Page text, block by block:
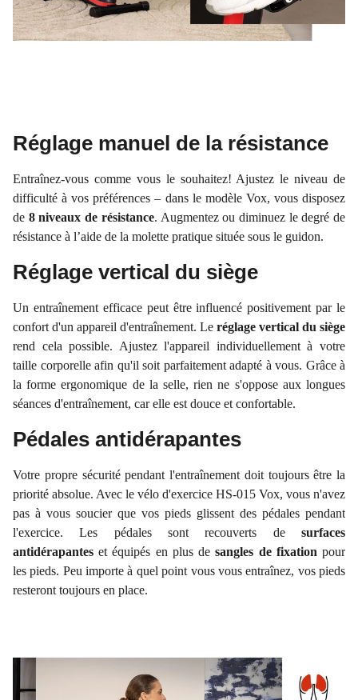
Réglage manuel de la résistance
Entraînez-vous comme vous le souhaitez! Ajustez le niveau de
difficulté à vos préférences – dans le modèle Vox, vous disposez
de 8 niveaux de résistance. Augmentez ou diminuez le degré de
résistance à l’aide de la molette pratique située sous le guidon.
Réglage vertical du siège
Un entraînement efficace peut être influencé positivement par le
confort d'un appareil d'entraînement. Le réglage vertical du siège
rend cela possible. Ajustez l'appareil individuellement à votre
taille corporelle afin qu'il soit parfaitement adapté à vous. Grâce à
la forme ergonomique de la selle, rien ne s'oppose aux longues
séances d'entraînement, car elle est douce et confortable.
Pédales antidérapantes
Votre propre sécurité pendant l'entraînement doit toujours être la
priorité absolue. Avec le vélo d'exercice HS-015 Vox, vous n'avez
pas à vous soucier que vos pieds glissent des pédales pendant
l'exercice. Les pédales sont recouverts de surfaces
antidérapanteset équipés en plus desangles de fixation pour
les pieds. Peu importe à quel point vous vous entraînez, vos pieds
resteront toujours en place.